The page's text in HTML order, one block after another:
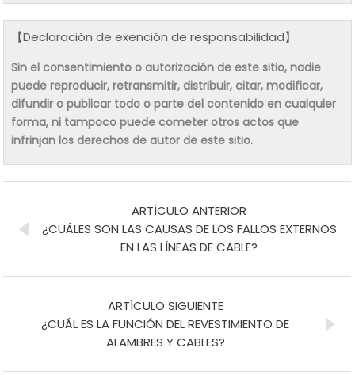
【Declaración de exención de responsabilidad】
Sin el consentimiento o autorización de este sitio, nadie
puede reproducir, retransmitir, distribuir, citar, modificar,
difundir o publicar todo o parte del contenido en cualquier
forma, ni tampoco puede cometer otros actos que
infrinjan los derechos de autor de este sitio.
ARTÍCULO ANTERIOR
¿CUÁLES SON LAS CAUSAS DE LOS FALLOS EXTERNOS
EN LAS LÍNEAS DE CABLE?
ARTÍCULO SIGUIENTE
¿CUÁL ES LA FUNCIÓN DEL REVESTIMIENTO DE
ALAMBRES Y CABLES?